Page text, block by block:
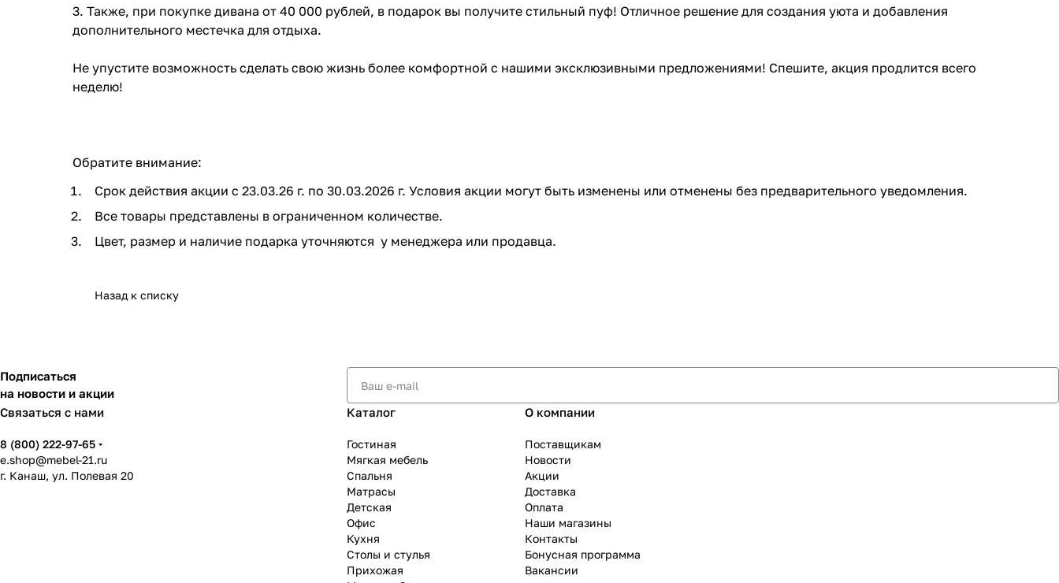
3. Также, при покупке дивана от 40 000 рублей, в подарок вы получите стильный пуф! Отличное решение для создания уюта и добавления
дополнительного местечка для отдыха.
Не упустите возможность сделать свою жизнь более комфортной с нашими эксклюзивными предложениями! Спешите, акция продлится всего
неделю!
Обратите внимание:
Срок действия акции с 23.03.26 г. по 30.03.2026 г. Условия акции могут быть изменены или отменены без предварительного уведомления.
Все товары представлены в ограниченном количестве.
Цвет, размер и наличие подарка уточняются у менеджера или продавца.
Назад к списку
Подписаться
на новости и акции
Связаться с нами
8 (800) 222-97-65
e.shop@mebel-21.ru
г. Канаш, ул. Полевая 20
Каталог
Гостиная
Мягкая мебель
Спальня
Матрасы
Детская
Офис
Кухня
Столы и стулья
Прихожая
О компании
Поставщикам
Новости
Акции
Доставка
Оплата
Наши магазины
Контакты
Бонусная программа
Вакансии